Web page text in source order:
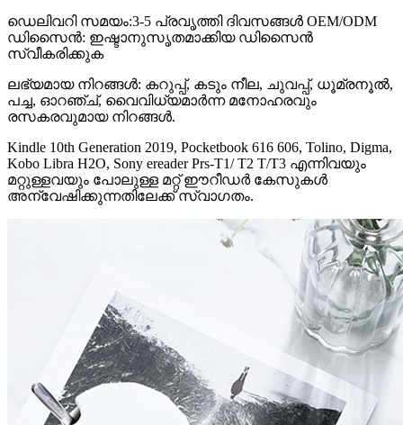
ഡെലിവറി സമയം:3-5 പ്രവൃത്തി ദിവസങ്ങൾ OEM/ODM
ഡിസൈൻ: ഇഷ്ടാനുസൃതമാക്കിയ ഡിസൈൻ
സ്വീകരിക്കുക
ലഭ്യമായ നിറങ്ങൾ: കറുപ്പ്, കടും നീല, ചുവപ്പ്, ധൂമ്രനൂൽ,
പച്ച, ഓറഞ്ച്, വൈവിധ്യമാർന്ന മനോഹരവും
രസകരവുമായ നിറങ്ങൾ.
Kindle 10th Generation 2019, Pocketbook 616 606, Tolino, Digma,
Kobo Libra H2O, Sony ereader Prs-T1/ T2 T/T3 എന്നിവയും
മറ്റുള്ളവയും പോലുള്ള മറ്റ് ഈറീഡർ കേസുകൾ
അന്വേഷിക്കുന്നതിലേക്ക് സ്വാഗതം.